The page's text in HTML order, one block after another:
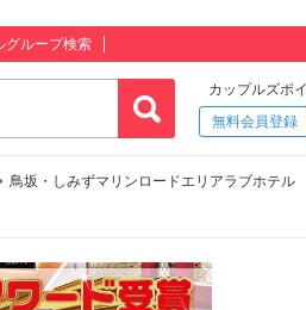
グループ検索
カップルズポ
無料会員登録
鳥坂・しみずマリンロードエリアラブホテル